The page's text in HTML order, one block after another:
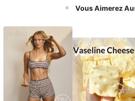
Vous Aimerez